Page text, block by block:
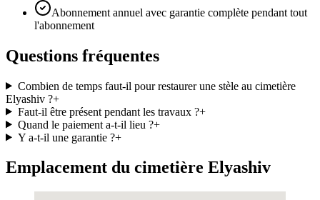
Abonnement annuel avec garantie complète pendant tout
l'abonnement
Questions fréquentes
Combien de temps faut-il pour restaurer une stèle au cimetière
Elyashiv ?+
Faut-il être présent pendant les travaux ?+
Quand le paiement a-t-il lieu ?+
Y a-t-il une garantie ?+
Emplacement du cimetière Elyashiv